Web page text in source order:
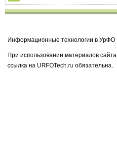
Информационные технологии в УрФО
При использовании материалов сайта
ссылка на URFOTech.ru обязательна.